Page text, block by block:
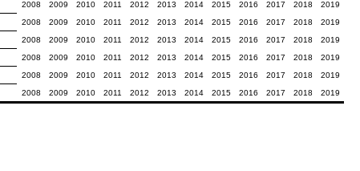
2008 2009 2010 2011 2012 2013 2014 2015 2016 2017 2018
2019
2008 2009 2010 2011 2012 2013 2014 2015 2016 2017 2018
2019
2008 2009 2010 2011 2012 2013 2014 2015 2016 2017 2018
2019
2008 2009 2010 2011 2012 2013 2014 2015 2016 2017 2018
2019
2008 2009 2010 2011 2012 2013 2014 2015 2016 2017 2018
2019
2008 2009 2010 2011 2012 2013 2014 2015 2016 2017 2018 2019